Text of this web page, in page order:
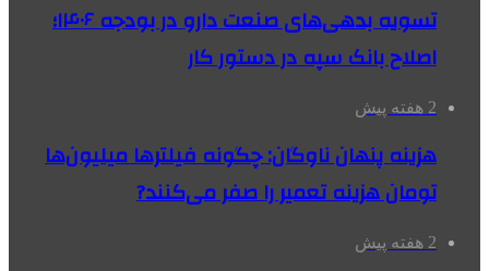
تسویه بدهی‌های صنعت دارو در بودجه ۱۴۰۶؛
اصلاح بانک سپه در دستور کار
2 هفته پیش
هزینه پنهان ناوگان: چگونه فیلترها میلیون‌ها
تومان هزینه تعمیر را صفر می‌کنند?
2 هفته پیش